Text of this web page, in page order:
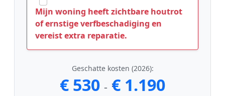
Mijn woning heeft zichtbare houtrot
of ernstige verfbeschadiging en
vereist extra reparatie.
Geschatte kosten (2026):
€ 530 - € 1.190